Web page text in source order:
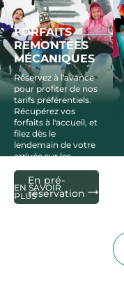
En pré-
réservation
FORFAITS
REMONTÉES
MÉCANIQUES
Réservez à l'avance
pour profiter de nos
tarifs préférentiels.
Récupérez vos
forfaits à l'accueil, et
filez dès le
lendemain de votre
arrivée sur les
EN SAVOIR
PLUS